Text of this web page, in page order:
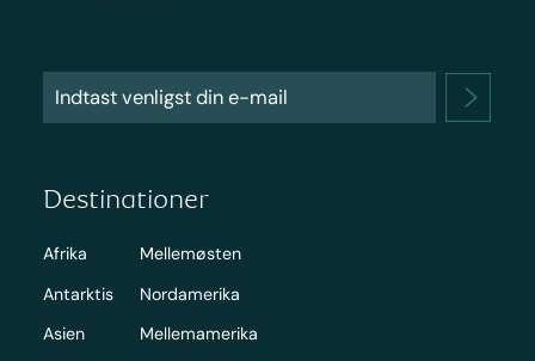
Destinationer
Afrika
Antarktis
Asien
Mellemøsten
Nordamerika
Mellemamerika